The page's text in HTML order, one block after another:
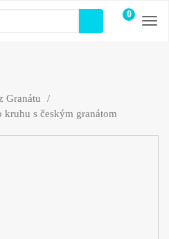
0
položiek
Granátu
s českým granátom